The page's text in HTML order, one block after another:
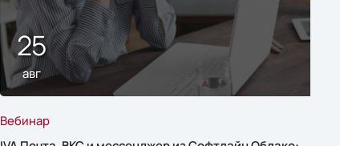
25
авг
Вебинар